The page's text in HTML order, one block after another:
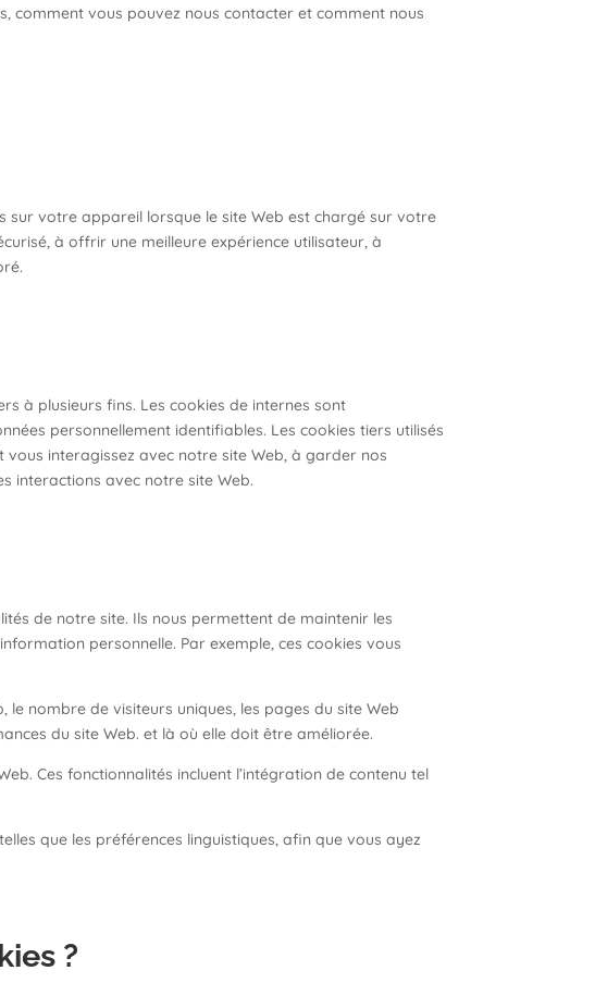
comment vous pouvez nous contacter et comment nous
sur votre appareil lorsque le site Web est chargé sur votre
à offrir une meilleure expérience utilisateur, à
à plusieurs fins. Les cookies de internes sont
personnellement identifiables. Les cookies tiers utilisés
interagissez avec notre site Web, à garder nos
interactions avec notre site Web.
de notre site. Ils nous permettent de maintenir les
personnelle. Par exemple, ces cookies vous
nombre de visiteurs uniques, les pages du site Web
du site Web. et là où elle doit être améliorée.
Ces fonctionnalités incluent l’intégration de contenu tel
que les préférences linguistiques, afin que vous ayez
?